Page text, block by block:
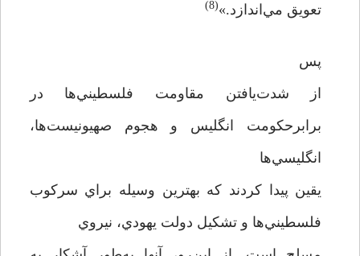
تعويق مي‌اندازد.»(8)
پس
از شدت‌يافتن مقاومت فلسطيني‌ها در
برابرحكومت انگليس و هجوم صهيونيست‌ها،
انگليسي‌ها
يقين پيدا كردند كه بهترين وسيله براي سركوب
فلسطيني‌ها و تشكيل دولت يهودي، نيروي